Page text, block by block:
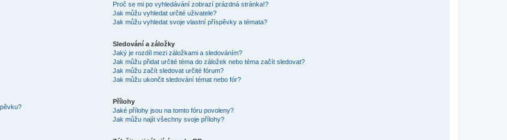
Proč se mi po vyhledávání zobrazí prázdná stránka!?
Jak můžu vyhledat určité uživatele?
Jak můžu vyhledat svoje vlastní příspěvky a témata?
Sledování a záložky
Jaký je rozdíl mezi záložkami a sledováním?
Jak můžu přidat určité téma do záložek nebo téma začít sledovat?
Jak můžu začít sledovat určité fórum?
Jak můžu ukončit sledování témat nebo fór?
Přílohy
Jaké přílohy jsou na tomto fóru povoleny?
Jak můžu najít všechny svoje přílohy?